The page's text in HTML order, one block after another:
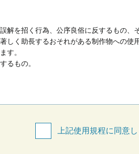
解を招く行為、公序良俗に反するもの、
しく助長するおそれがある制作物への使
す。
るもの。
上記使用規程に同意し